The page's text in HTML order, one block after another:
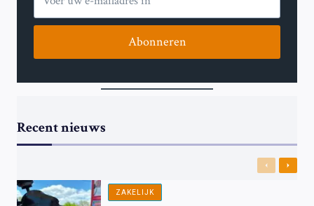
Abonneren
Recent nieuws
Previous
Next
ZAKELIJK